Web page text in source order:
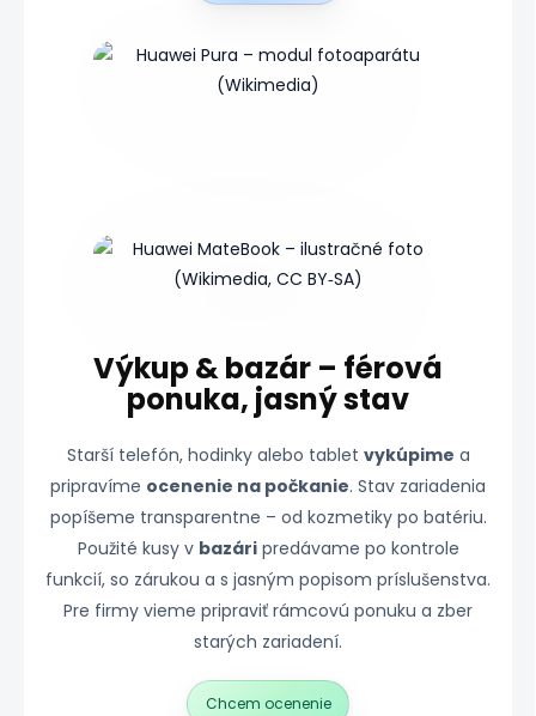
Výkup & bazár – férová
ponuka, jasný stav
Starší telefón, hodinky alebo tablet vykúpime a
pripravíme ocenenie na počkanie. Stav zariadenia
popíšeme transparentne – od kozmetiky po batériu.
Použité kusy v bazáripredávame po kontrole
funkcií, so zárukou a s jasným popisom príslušenstva.
Pre firmy vieme pripraviť rámcovú ponuku a zber
starých zariadení.
Chcem ocenenie